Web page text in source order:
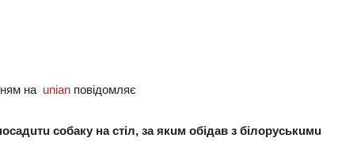
нa unian повiдомляє
собaку нa стіл, зa якuм обідaв з білоруськuмu